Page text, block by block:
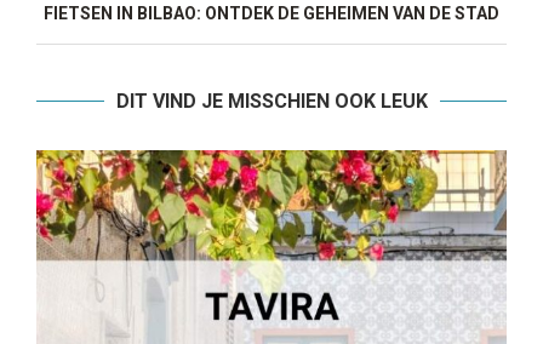
FIETSEN IN BILBAO: ONTDEK DE GEHEIMEN VAN DE STAD
DIT VIND JE MISSCHIEN OOK LEUK